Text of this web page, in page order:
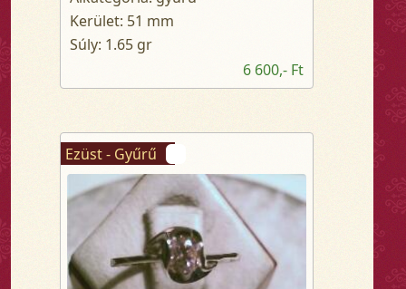
Kerület: 51 mm
Súly: 1.65 gr
6 600,- Ft
Ezüst - Gyűrű